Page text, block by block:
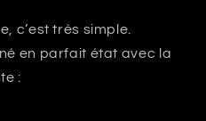
c’est très simple.
en parfait état avec la
: